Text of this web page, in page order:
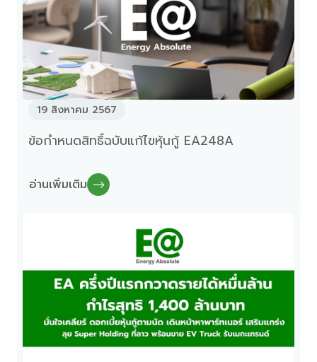
19 สิงหาคม 2567
ข้อกำหนดสิทธิ์ฉบับแก้ไขหุ้นกู้ EA248A
อ่านเพิ่มเติม